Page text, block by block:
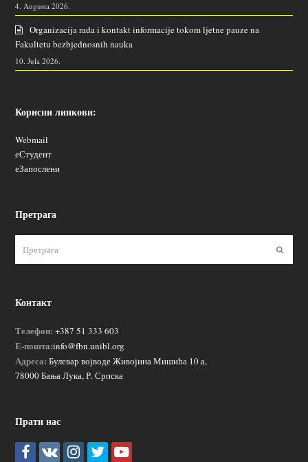
4. Augusta 2026.
Organizacija rada i kontakt informacije tokom ljetne pauze na
Fakultetu bezbjednosnih nauka
10. Jula 2026.
Корисни линкови:
Webmail
еСтудент
еЗапослени
Претрага
Контакт
Телефон: +387 51 333 603
Е-пошта:info@fbn.unibl.org
Адреса: Булевар војводе Живојина Мишића 10 а,
78000 Бања Лука, Р. Српска
Прати нас